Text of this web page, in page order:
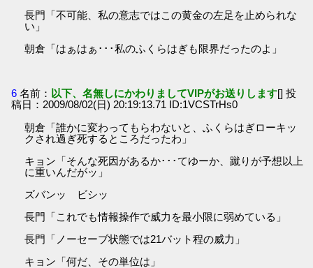
長門「不可能、私の意志ではこの黄金の左足を止められな
い」
朝倉「はぁはぁ･･･私のふくらはぎも限界だったのよ」
6 名前： 以下、名無しにかわりましてVIPがお送りします[] 投
稿日：2009/08/02(日) 20:19:13.71 ID:1VCSTrHs0
朝倉「誰かに変わってもらわないと、ふくらはぎローキッ
クされ過ぎ死するところだったわ」
キョン「そんな死因があるか･･･てゆーか、蹴りが予想以上
に重いんだがッ」
ズバンッ ビシッ
長門「これでも情報操作で威力を最小限に弱めている」
長門「ノーセーブ状態では21バット程の威力」
キョン「何だ、その単位は」